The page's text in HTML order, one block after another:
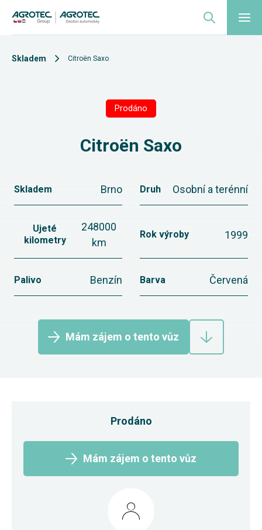
Skladem Citroën Saxo
Prodáno
Citroën Saxo
Skladem Brno Druh Osobní a terénní
Ujeté
kilometry
248000
km
Rok výroby 1999
Palivo Benzín Barva Červená
Mám zájem o tento vůz
Prodáno
Mám zájem o tento vůz